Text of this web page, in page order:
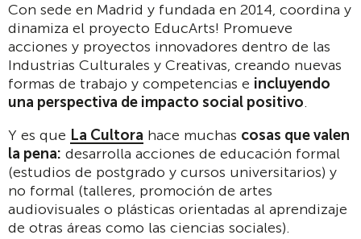
Con sede en Madrid y fundada en 2014, coordina y
dinamiza el proyecto EducArts! Promueve
acciones y proyectos innovadores dentro de las
Industrias Culturales y Creativas, creando nuevas
formas de trabajo y competencias e incluyendo
una perspectiva de impacto social positivo.
Y es que La Cultora hace muchas cosas que valen
la pena: desarrolla acciones de educación formal
(estudios de postgrado y cursos universitarios) y
no formal (talleres, promoción de artes
audiovisuales o plásticas orientadas al aprendizaje
de otras áreas como las ciencias sociales).